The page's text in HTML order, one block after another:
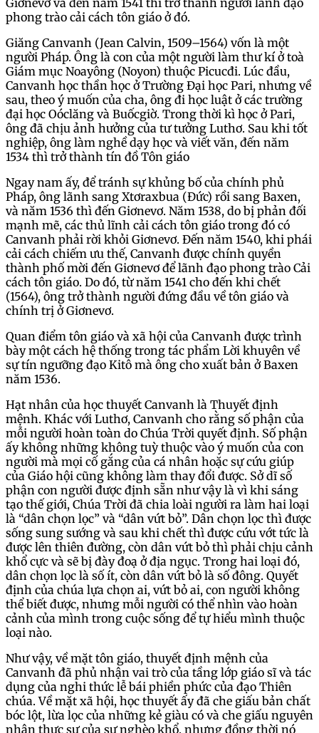
phong trào cải cách tôn giáo ở đó.
Giăng Canvanh (Jean Calvin, 1509–1564) vốn là một
người Pháp. Ông là con của một người làm thư kí ở toà
Giám mục Noayông (Noyon) thuộc Picucđi. Lúc đầu,
Canvanh học thần học ở Trường Đại học Pari, nhưng về
sau, theo ý muốn của cha, ông đi học luật ở các trường
đại học Oóclăng và Buốcgiờ. Trong thời kì học ở Pari,
ông đã chịu ảnh hưởng của tư tưởng Luthơ. Sau khi tốt
nghiệp, ông làm nghề dạy học và viết văn, đến năm
1534 thì trở thành tín đồ Tôn giáo
Ngay nam ấy, để tránh sự khủng bố của chính phủ
Pháp, ông lãnh sang Xtơraxbua (Đức) rồi sang Baxen,
và năm 1536 thì đến Giơnevơ. Năm 1538, do bị phản đối
mạnh mẽ, các thủ lĩnh cải cách tôn giáo trong đó có
Canvanh phải rời khỏi Giơnevơ. Đến năm 1540, khi phái
cải cách chiếm ưu thế, Canvanh được chính quyền
thành phố mời đến Giơnevơ để lãnh đạo phong trào Cải
cách tôn giáo. Do đó, từ năm 1541 cho đến khi chết
(1564), ông trở thành người đứng đầu về tôn giáo và
chính trị ở Giơnevơ.
Quan điểm tôn giáo và xã hội của Canvanh được trình
bày một cách hệ thống trong tác phẩm Lời khuyên về
sự tín ngưỡng đạo Kitô mà ông cho xuất bản ở Baxen
năm 1536.
Hạt nhân của học thuyết Canvanh là Thuyết định
mệnh. Khác với Luthơ, Canvanh cho rằng số phận của
mỗi người hoàn toàn do Chúa Trời quyết định. Số phận
ấy không những không tuỳ thuộc vào ý muốn của con
người mà mọi cố gắng của cá nhân hoặc sự cứu giúp
của Giáo hội cũng không làm thay đổi được. Sở dĩ số
phận con người được định sẵn như vậy là vì khi sáng
tạo thế giới, Chúa Trời đã chia loài người ra làm hai loại
là “dân chọn lọc” và “dân vứt bỏ”. Dân chọn lọc thì được
sống sung sướng và sau khi chết thì được cứu vớt tức là
được lên thiên đường, còn dân vứt bỏ thì phải chịu cảnh
khổ cực và sẽ bị đày đoạ ở địa ngục. Trong hai loại đó,
dân chọn lọc là số ít, còn dân vứt bỏ là số đông. Quyết
định của chúa lựa chọn ai, vứt bỏ ai, con người không
thể biết được, nhưng mỗi người có thể nhìn vào hoàn
cảnh của mình trong cuộc sống để tự hiểu mình thuộc
loại nào.
Như vậy, về mặt tôn giáo, thuyết định mệnh của
Canvanh đã phủ nhận vai trò của tầng lớp giáo sĩ và tác
dụng của nghi thức lễ bái phiền phức của đạo Thiên
chúa. Về mặt xã hội, học thuyết ấy đã che giấu bản chất
bóc lột, lừa lọc của những kẻ giàu có và che giấu nguyên
nhân thực sự của sự nghèo khổ, nhưng đồng thời nó